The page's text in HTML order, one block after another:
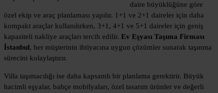
daire büyüklüğüne göre
özel ekip ve araç planlaması yapılır. 1+1 ve 2+1 daireler için daha
kompakt araçlar kullanılırken, 3+1, 4+1 ve 5+1 daireler için geniş
kapasiteli nakliye araçları tercih edilir. Ev Eşyası Taşıma Firması
İstanbul, her müşterinin ihtiyacına uygun çözümler sunarak taşınma
sürecini kolaylaştırır.
Villa taşımacılığı ise daha kapsamlı bir planlama gerektirir. Büyük
hacimli eşyalar, bahçe mobilyaları, özel tasarım ürünler ve değerli